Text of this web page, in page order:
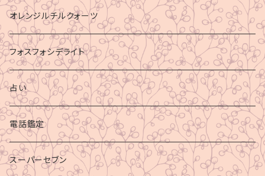
オレンジルチルクォーツ
フォスフォシデライト
占い
電話鑑定
スーパーセブン